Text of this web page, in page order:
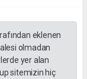
eklenen
olmadan
yer alan
sitemizin hiç